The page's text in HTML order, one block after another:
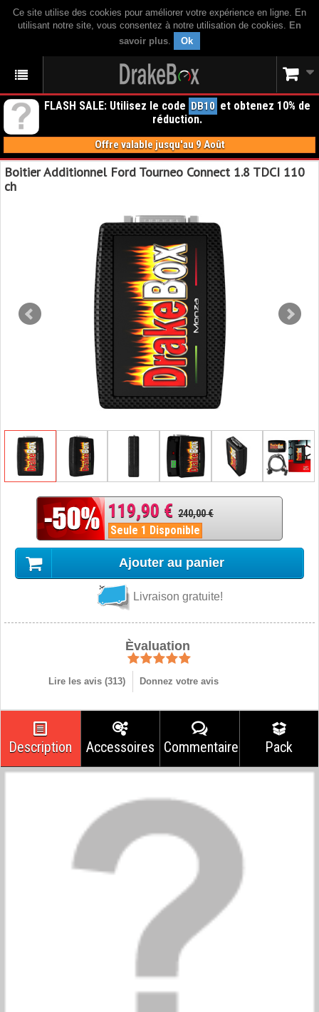
Ce site utilise des cookies pour améliorer votre expérience en ligne. En
utilisant notre site, vous consentez à notre utilisation de cookies. En
savoir plus. Ok
FLASH SALE: Utilisez le code DB10 et obtenez 10% de
réduction.
Offre valable jusqu'au 9 Août
Boitier Additionnel Ford Tourneo Connect 1.8 TDCI 110
ch
119,90 € 240,00 €
Seule 1 Disponible
Ajouter au panier
Livraison gratuite!
Èvaluation
Lire les avis (313) Donnez votre avis
Description Accessoires Commentaires Pack